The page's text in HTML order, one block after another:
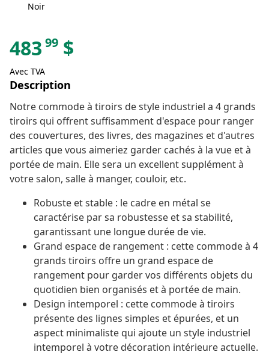
Noir
483 99 $
Avec TVA
Description
Notre commode à tiroirs de style industriel a 4 grands
tiroirs qui offrent suffisamment d'espace pour ranger
des couvertures, des livres, des magazines et d'autres
articles que vous aimeriez garder cachés à la vue et à
portée de main. Elle sera un excellent supplément à
votre salon, salle à manger, couloir, etc.
Robuste et stable : le cadre en métal se
caractérise par sa robustesse et sa stabilité,
garantissant une longue durée de vie.
Grand espace de rangement : cette commode à 4
grands tiroirs offre un grand espace de
rangement pour garder vos différents objets du
quotidien bien organisés et à portée de main.
Design intemporel : cette commode à tiroirs
présente des lignes simples et épurées, et un
aspect minimaliste qui ajoute un style industriel
intemporel à votre décoration intérieure actuelle.